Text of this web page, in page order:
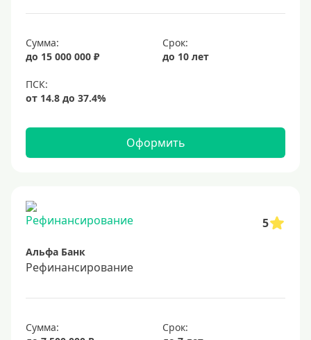
20%
Сумма
1000000 руб
1200000 руб
1300000 руб
1500000 руб
1600000 руб
Сумма:
до 15 000 000 ₽
Срок:
до 10 лет
Оформить
5
Альфа Банк
Рефинансирование
Сумма:
Срок: